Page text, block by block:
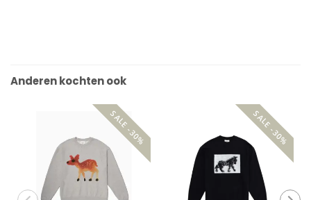
Anderen kochten ook
SALE -30% SALE -30%